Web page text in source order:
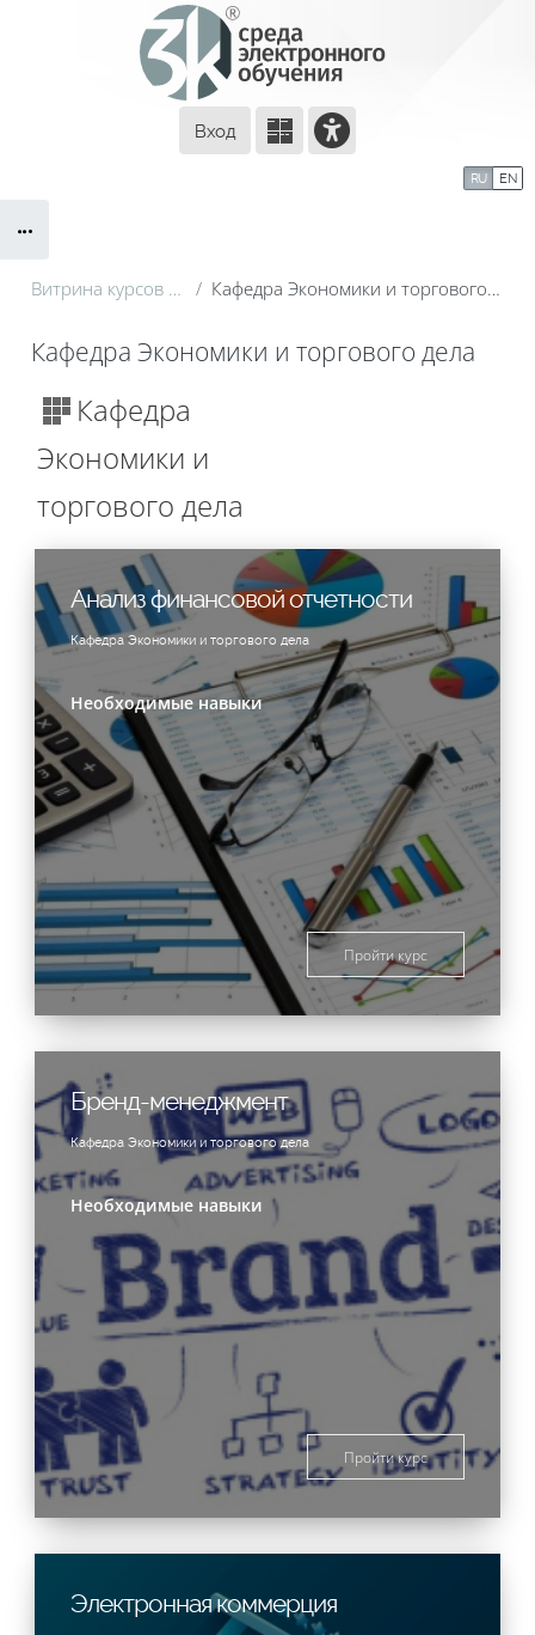
Перейти к основному содержанию
Вход
RU EN
Витрина курсов 3KL Кафедра Экономики и торгового дела
Кафедра Экономики и торгового дела
БлокиКафедра
Экономики и
торгового дела
Анализ финансовой отчетности
Кафедра Экономики и торгового дела
Необходимые навыки
Пройти курс
Бренд-менеджмент
Кафедра Экономики и торгового дела
Необходимые навыки
Пройти курс
Электронная коммерция